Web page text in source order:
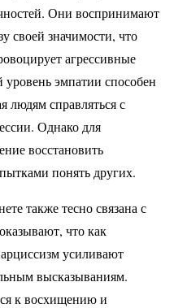
Они воспринимают
своей значимости, что
агрессивные
эмпатии способен
людям справляться с
Однако для
восстановить
понять других.
также тесно связана с
что как
усиливают
высказываниям.
к восхищению и